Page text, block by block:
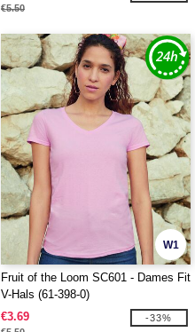
€5.50
W1
Fruit of the Loom SC601 - Dames Fit
V-Hals (61-398-0)
€3.69
-33%